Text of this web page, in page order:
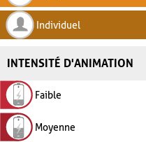
Individuel
INTENSITÉ D'ANIMATION
Faible
Moyenne